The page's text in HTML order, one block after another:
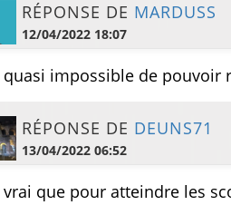
RÉPONSE DE MARDUSS
12/04/2022 18:07
quasi impossible de pouvoir
RÉPONSE DE DEUNS71
13/04/2022 06:52
que pour atteindre les